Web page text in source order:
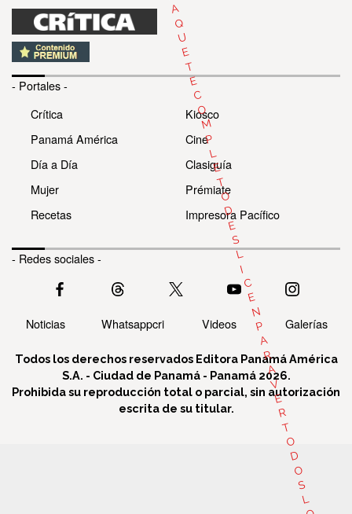
A
Q
U
E
T
E
C
O
M
P
L
E
T
O
D
E
S
L
I
C
E
N
P
A
R
A
V
E
R
T
O
D
O
S
L
- Portales -
Crítica
Panamá América
Día a Día
Mujer
Recetas
Kiosco
Cine
Clasiguía
Prémiate
Impresora Pacífico
- Redes sociales -
Noticias Whatsappcri Videos Galerías
Todos los derechos reservados Editora Panamá América
S.A. - Ciudad de Panamá - Panamá 2026.
Prohibida su reproducción total o parcial, sin autorización
escrita de su titular.